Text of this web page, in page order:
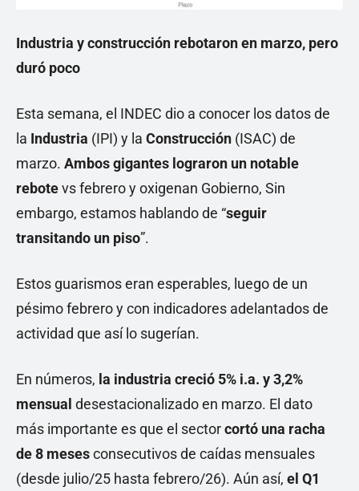
Industria y construcción rebotaron en marzo, pero
duró poco
Esta semana, el INDEC dio a conocer los datos de
la Industria (IPI) y la Construcción (ISAC) de
marzo. Ambos gigantes lograron un notable
rebotevs febrero y oxigenan Gobierno, Sin
embargo, estamos hablando de “seguir
transitando un piso”.
Estos guarismos eran esperables, luego de un
pésimo febrero y con indicadores adelantados de
actividad que así lo sugerían.
En números, la industria creció 5% i.a. y 3,2%
mensual desestacionalizado en marzo. El dato
más importante es que el sectorcortó una racha
de 8 mesesconsecutivos de caídas mensuales
(desde julio/25 hasta febrero/26). Aún así, el Q1